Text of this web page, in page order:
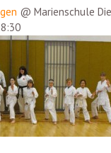
@ Marienschule